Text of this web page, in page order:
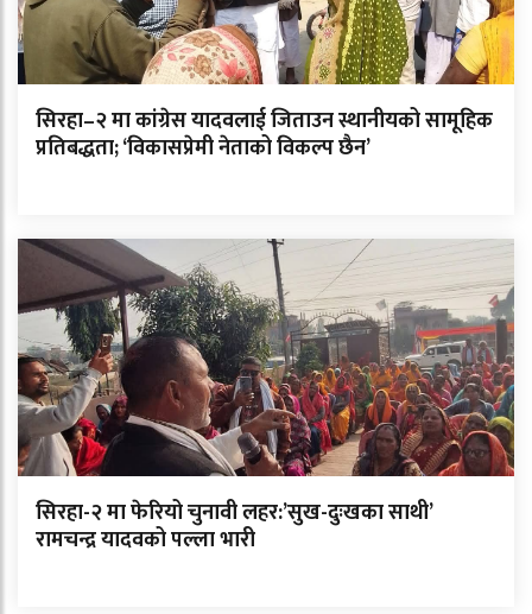
सिरहा–२ मा कांग्रेस यादवलाई जिताउन स्थानीयको सामूहिक
प्रतिबद्धता; ‘विकासप्रेमी नेताको विकल्प छैन’
सिरहा-२ मा फेरियो चुनावी लहर:’सुख-दुःखका साथी’
रामचन्द्र यादवको पल्ला भारी